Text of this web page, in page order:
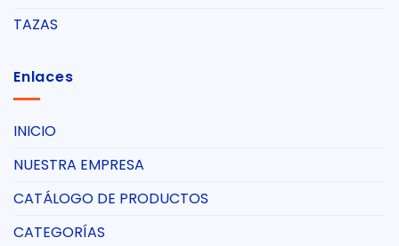
TAZAS
Enlaces
INICIO
NUESTRA EMPRESA
CATÁLOGO DE PRODUCTOS
CATEGORÍAS